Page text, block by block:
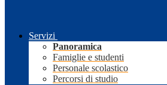
Servizi
Panoramica
Famiglie e studenti
Personale scolastico
Percorsi di studio